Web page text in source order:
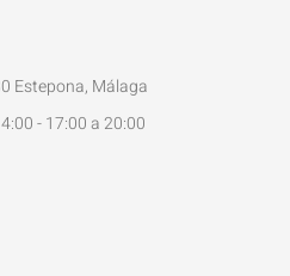
Estepona, Málaga
- 17:00 a 20:00